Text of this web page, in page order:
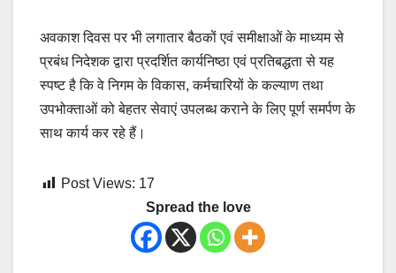
अवकाश दिवस पर भी लगातार बैठकों एवं समीक्षाओं के माध्यम से
प्रबंध निदेशक द्वारा प्रदर्शित कार्यनिष्ठा एवं प्रतिबद्धता से यह
स्पष्ट है कि वे निगम के विकास, कर्मचारियों के कल्याण तथा
उपभोक्ताओं को बेहतर सेवाएं उपलब्ध कराने के लिए पूर्ण समर्पण के
साथ कार्य कर रहे हैं।
Post Views: 17
Spread the love